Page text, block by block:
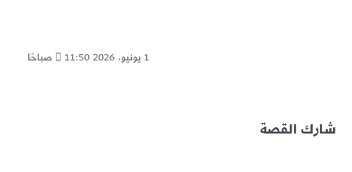
1 يونيو، 2026 11:50 صباحًا
شارك القصة